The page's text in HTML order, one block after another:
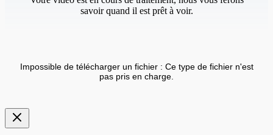
savoir quand il est prêt à voir.
Impossible de télécharger un fichier : Ce type de fichier n'est
pas pris en charge.